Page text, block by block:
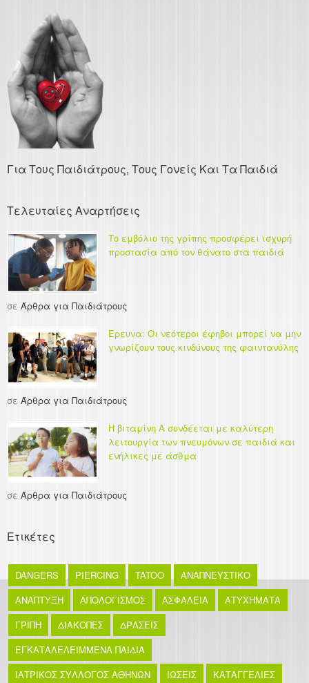
Για Τους Παιδιάτρους, Τους Γονείς Και Τα Παιδιά
Τελευταίες Αναρτήσεις
Το εμβόλιο της γρίπης προσφέρει ισχυρή
προστασία από τον θάνατο στα παιδιά
σε Άρθρα για Παιδιάτρους
Έρευνα: Οι νεότεροι έφηβοι μπορεί να μην
γνωρίζουν τους κινδύνους της φαιντανύλης
σε Άρθρα για Παιδιάτρους
Η βιταμίνη Α συνδέεται με καλύτερη
λειτουργία των πνευμόνων σε παιδιά και
ενήλικες με άσθμα
σε Άρθρα για Παιδιάτρους
Ετικέτες
DANGERS PIERCING TATOO
ΑΝΑΠΝΕΥΣΤΙΚΟ
ΑΝΑΠΤΥΞΗ
ΑΠΟΛΟΓΙΣΜΟΣ ΑΣΦΑΛΕΙΑ
ΑΤΥΧΗΜΑΤΑ
ΓΡΙΠΗ
ΔΙΑΚΟΠΕΣ
ΔΡΑΣΕΙΣ
ΕΓΚΑΤΑΛΕΛΕΙΜΜΕΝΑ ΠΑΙΔΙΑ
ΙΑΤΡΙΚΟΣ ΣΥΛΛΟΓΟΣ ΑΘΗΝΩΝ
ΙΩΣΕΙΣ ΚΑΤΑΓΓΕΛΙΕΣ